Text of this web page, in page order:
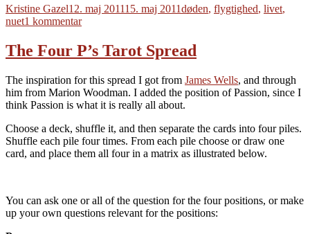
Forfatter
Kristine GazelUdgivet
12. maj 201115. maj 2011Tags
døden, flygtighed, livet,
nuet1 kommentartil
minderne
og
levede
liv
The Four P’s Tarot Spread
The inspiration for this spread I got from James Wells, and through
him from Marion Woodman. I added the position of Passion, since I
think Passion is what it is really all about.
Choose a deck, shuffle it, and then separate the cards into four piles.
Shuffle each pile four times. From each pile choose or draw one
card, and place them all four in a matrix as illustrated below.
You can ask one or all of the question for the four positions, or make
up your own questions relevant for the positions: